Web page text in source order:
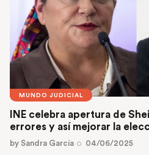
MUNDO JUDICIAL
INE celebra apertura de
errores y así mejorar la
by Sandra García 04/06/2025